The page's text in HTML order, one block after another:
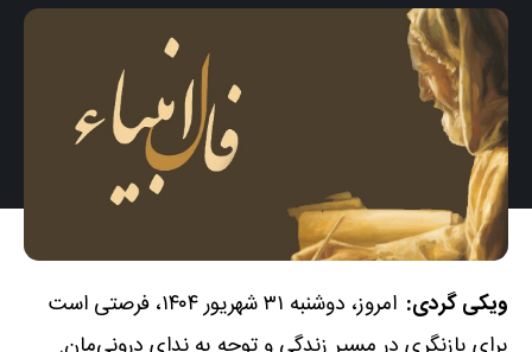
ویکی گردی:
امروز، دوشنبه ۳۱ شهریور ۱۴۰۴، فرصتی است